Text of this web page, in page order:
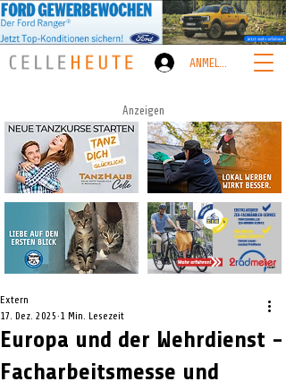
ANMELDEN
Anzeigen
Europa und der Wehrdienst -
Facharbeitsmesse und
Extern
17. Dez. 2025 1 Min. Lesezeit